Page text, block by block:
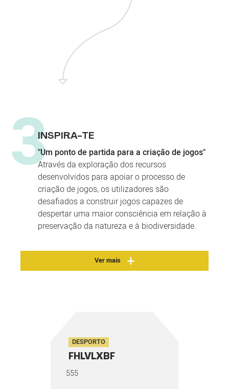
3INSPIRA-TE
"Um ponto de partida para a criação de jogos"
Através da exploração dos recursos
desenvolvidos para apoiar o processo de
criação de jogos, os utilizadores são
desafiados a construir jogos capazes de
despertar uma maior consciência em relação à
preservação da natureza e à biodiversidade.
Ver mais
DESPORTO
FHLVLXBF
555